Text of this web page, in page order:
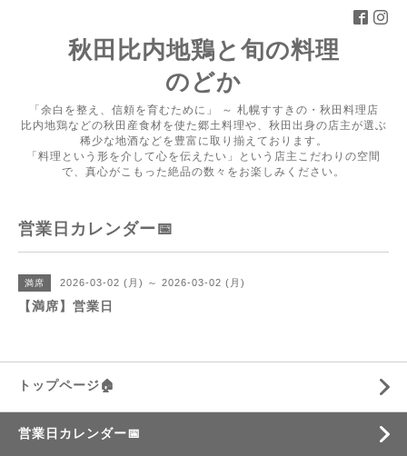
秋田比内地鶏と旬の料理
のどか
「余白を整え、信頼を育むために」 ～ 札幌すすきの・秋田料理店
比内地鶏などの秋田産食材を使た郷土料理や、秋田出身の店主が選ぶ
稀少な地酒などを豊富に取り揃えております。
「料理という形を介して心を伝えたい」という店主こだわりの空間
で、真心がこもった絶品の数々をお楽しみください。
営業日カレンダー📅
満席 2026-03-02 (月) ～ 2026-03-02 (月)
【満席】営業日
トップページ🏠
営業日カレンダー📅